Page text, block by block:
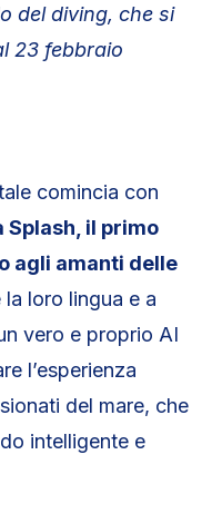
del diving, che si
23 febbraio
comincia con
Splash, il primo
agli amanti delle
loro lingua e a
vero e proprio AI
l’esperienza
del mare, che
intelligente e